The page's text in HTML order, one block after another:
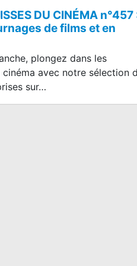
DU CINÉMA n°457
de films et en
plongez dans les
cinéma avec notre sélection
sur…